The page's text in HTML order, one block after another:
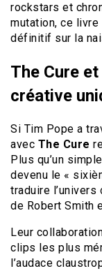
rockstars et
mutation, ce livre
définitif sur la
The Cure
créative
Si Tim Pope a
avec The Cure
Plus qu’un
devenu le «
traduire
de Robert Smith
Leur
clips les plus
l’audace